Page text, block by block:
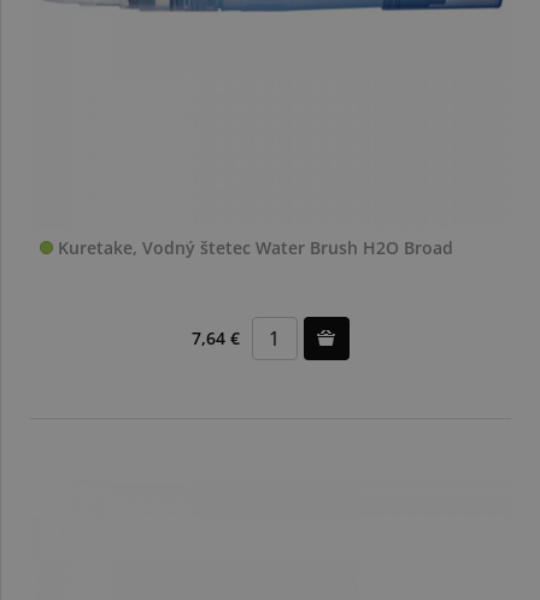
Kuretake, Vodný štetec Water Brush H2O Broad
7,64 €